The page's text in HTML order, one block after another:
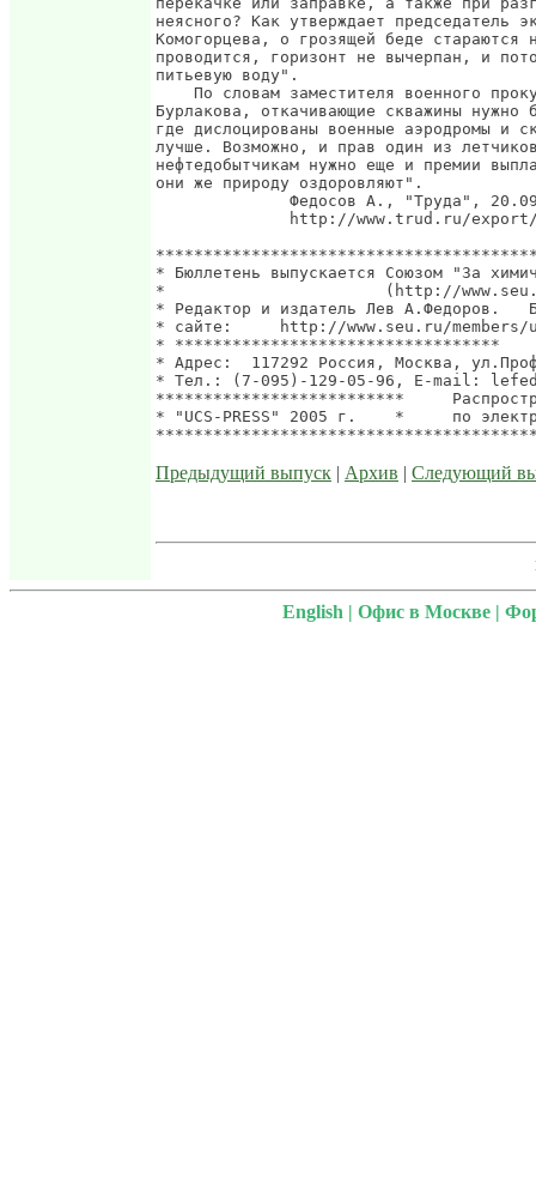
Предыдущий выпуск | Архив | Следующий
English | Офис в Москве |